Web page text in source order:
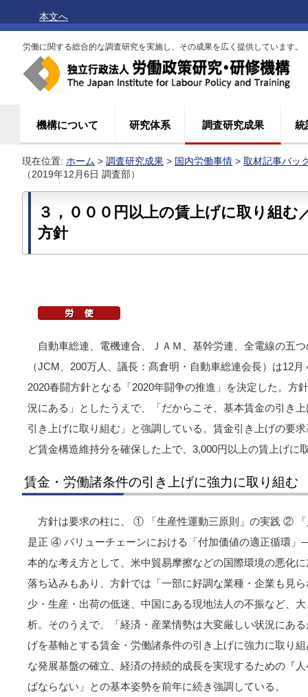
本文へ
労働に関する総合的な調査研究を実施し、その成果を広く提供しています。
機構について 研究体系 調査研究成果 統
現在位置: ホーム > 調査研究成果 > 国内労働事情 > 取材記事バッ
（2019年12月6日 調査部）
３，０００円以上の賃上げに取り組む
方針
自動車総連、電機連合、ＪＡＭ、基幹労連、全電線の五
（JCM、200万人、議長：髙倉明・自動車総連会長）は12
2020春闘方針となる「2020年闘争の推進」を決定した。方
況にある」としたうえで、「だからこそ、基本賃金の引き
引き上げに取り組む」と強調している。賃金引き上げの要
ど賃金構造維持分を確保した上で、3,000円以上の賃上げに
賃金・労働諸条件の引き上げに強力に取り組む
方針は要求の柱に、 ① 「生産性運動三原則」の実践 ②
是正 ④ バリューチェーンにおける「付加価値の適正循環
本的な考え方として、米中貿易摩擦などの国際環境の悪化
落ち込みもあり、方針では「一部に好調な業種・企業も見
少・生産・出荷の低迷、中国にある現地法人の不振など、
析。そのうえで、「経済・産業情勢は大変厳しい状況にあ
げを基軸とする賃金・労働諸条件の引き上げに強力に取り
な発展基盤の確立、経済の持続的成長を実現するための『
ばならない」との基本姿勢を前年に続き強調している。